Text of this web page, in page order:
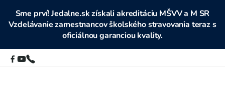
Sme prví! Jedalne.sk získali akreditáciu MŠVV a M SR
Vzdelávanie zamestnancov školského stravovania teraz s
oficiálnou garanciou kvality.